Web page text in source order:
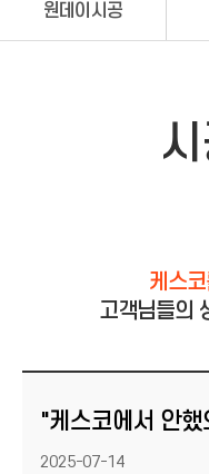
원데이시공
케스
고객님들의
"케스코에서 안
등록일
2025-07-14